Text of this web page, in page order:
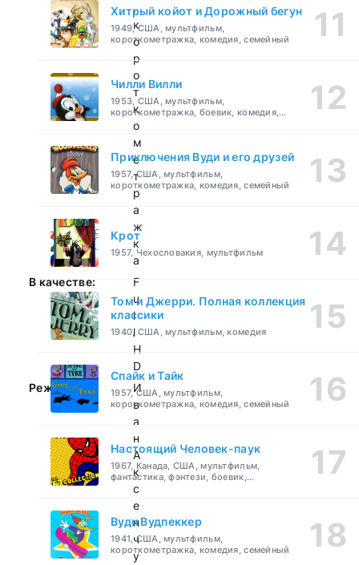
,
к
о
р
о
т
к
о
м
е
т
р
а
ж
к
а
В качестве:
F
u
l
l
H
D
Режиссер:
И
в
а
н
А
к
с
е
н
ч
у
Хитрый койот и Дорожный бегун
1949, США, мультфильм,
короткометражка, комедия, семейный
Чилли Вилли
1953, США, мультфильм,
короткометражка, боевик, комедия,
приключения, семейный
Приключения Вуди и его друзей
1957, США, мультфильм,
короткометражка, комедия, семейный
Крот
1957, Чехословакия, мультфильм
Том и Джерри. Полная коллекция
классики
1940, США, мультфильм, комедия
Спайк и Тайк
1957, США, мультфильм,
короткометражка, комедия, семейный
Настоящий Человек-паук
1967, Канада, США, мультфильм,
фантастика, фэнтези, боевик,
приключения, семейный
Вуди Вудпеккер
1941, США, мультфильм,
короткометражка, комедия, семейный